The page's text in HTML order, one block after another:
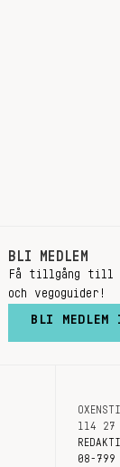
BLI MEDLEM
Få tillgång till
och vegoguider!
BLI MEDLEM
114 27
08-799